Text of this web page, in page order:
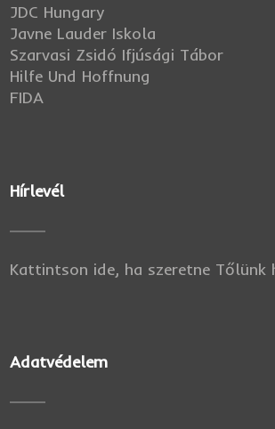
JDC Hungary
Javne Lauder Iskola
Szarvasi Zsidó Ifjúsági Tábor
Hilfe Und Hoffnung
FIDA
Hírlevél
Kattintson ide, ha szeretne Tőlünk
Adatvédelem